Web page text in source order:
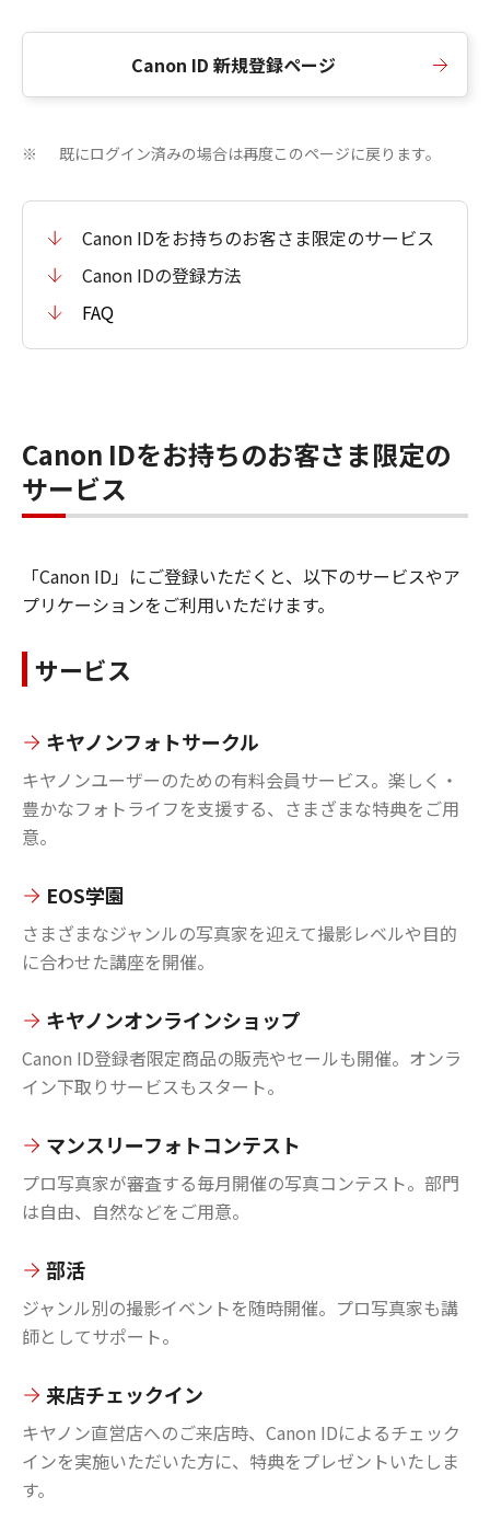
Canon ID 新規登録ページ
※ 既にログイン済みの場合は再度このページに戻ります。
Canon IDをお持ちのお客さま限定のサービス
Canon IDの登録方法
FAQ
Canon IDをお持ちのお客さま限定の
サービス
「Canon ID」にご登録いただくと、以下のサービスやア
プリケーションをご利用いただけます。
サービス
キヤノンフォトサークル
キヤノンユーザーのための有料会員サービス。楽しく・
豊かなフォトライフを支援する、さまざまな特典をご用
意。
EOS学園
さまざまなジャンルの写真家を迎えて撮影レベルや目的
に合わせた講座を開催。
キヤノンオンラインショップ
Canon ID登録者限定商品の販売やセールも開催。オンラ
イン下取りサービスもスタート。
マンスリーフォトコンテスト
プロ写真家が審査する毎月開催の写真コンテスト。部門
は自由、自然などをご用意。
部活
ジャンル別の撮影イベントを随時開催。プロ写真家も講
師としてサポート。
来店チェックイン
キヤノン直営店へのご来店時、Canon IDによるチェック
インを実施いただいた方に、特典をプレゼントいたしま
す。